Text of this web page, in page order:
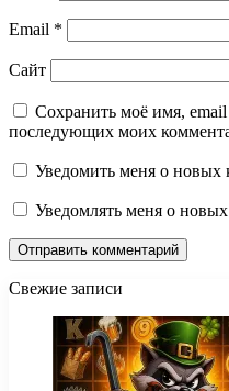
Email *
Сайт
Сохранить моё имя, email
последующих моих
Уведомить меня о новых
Уведомлять меня о
Свежие записи